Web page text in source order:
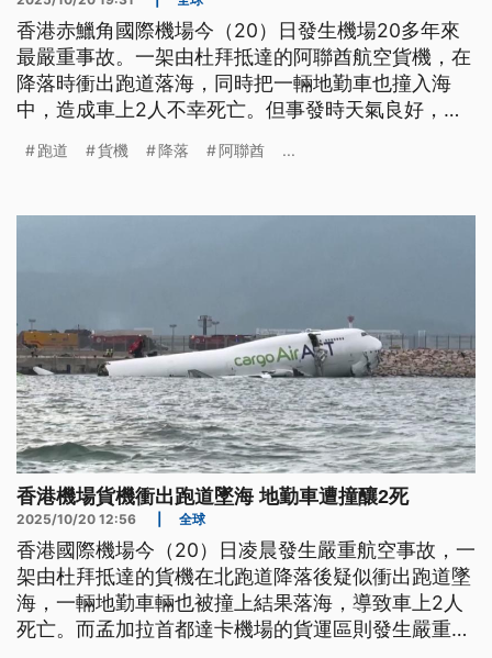
香港赤鱲角國際機場今（20）日發生機場20多年來
最嚴重事故。一架由杜拜抵達的阿聯酋航空貨機，在
降落時衝出跑道落海，同時把一輛地勤車也撞入海
中，造成車上2人不幸死亡。但事發時天氣良好，跑
號，根據航班追蹤器顯示，這架貨機在降落跑道時，
位已展開調查，釐清事故原因。
跑道 貨機 降落 阿聯酋 ...
香港機場貨機衝出跑道墜海 地勤車遭撞釀2死
2025/10/20 12:56 全球
香港國際機場今（20）日凌晨發生嚴重航空事故，一
架由杜拜抵達的貨機在北跑道降落後疑似衝出跑道墜
海，一輛地勤車輛也被撞上結果落海，導致車上2人
死亡。而孟加拉首都達卡機場的貨運區則發生嚴重大